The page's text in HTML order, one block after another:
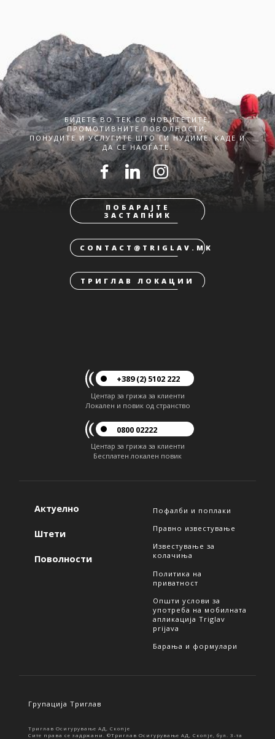
БИДЕТЕ ВО ТЕК СО НОВИТЕТИТЕ,
ПРОМОТИВНИТЕ ПОВОЛНОСТИ,
ПОНУДИТЕ И УСЛУГИТЕ ШТО ГИ НУДИМЕ. КАДЕ И
ДА СЕ НАОЃАТЕ.
ПОБАРАЈТЕ
ЗАСТАПНИК
CONTACT@TRIGLAV.MK
ТРИГЛАВ ЛОКАЦИИ
+389 (2) 5102 222
Центар за грижа за клиенти
Локален и повик од странство
0800 02222
Центар за грижа за клиенти
Бесплатен локален повик
Актуелно
Штети
Поволности
Пофалби и поплаки
Правно известување
Известување за
колачиња
Политика на
приватност
Општи услови за
употреба на мобилната
апликација Triglav
prijava
Барања и формулари
Групација Триглав
Триглав Осигурување АД, Скопје
Сите права се задржани. ©Триглав Осигурување АД, Скопје, бул. 3-та